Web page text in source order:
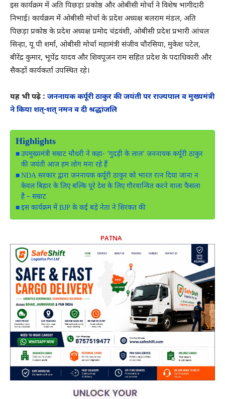
‎इस कार्यक्रम में अति पिछड़ा प्रकोष्ठ और ओबीसी मोर्चा ने विशेष भागीदारी
निभाई। कार्यक्रम में ओबीसी मोर्चा के प्रदेश अध्यक्ष बलराम मंडल, अति
पिछड़ा प्रकोष्ठ के प्रदेश अध्यक्ष प्रमोद चंद्रवंशी, ओबीसी प्रदेश प्रभारी आंचल
सिन्हा, यू पी शर्मा, ओबीसी मोर्चा महामंत्री संजीव चौरसिया, मुकेश पटेल,
बीरेंद्र कुमार, भूपेंद्र यादव और शिवपूजन राम सहित प्रदेश के पदाधिकारी और
सैकड़ों कार्यकर्ता उपस्थित रहे।
यह भी पढ़े : जननायक कर्पूरी ठाकुर की जयंती पर राज्यपाल व मुख्यमंत्री
ने किया शत्-शत् नमन व दी श्रद्धांजलि
Highlights
उपमुख्यमंत्री सम्राट चौधरी ने कहा- ‘गुदड़ी के लाल’ जननायक कर्पूरी ठाकुर
की जयंती आज हम लोग मना रहे हैं
NDA सरकार द्वारा जननायक कर्पूरी ठाकुर को भारत रत्न दिया जाना न
केवल बिहार के लिए बल्कि पूरे देश के लिए गौरवान्वित करने वाला फैसला
है – सम्राट
‎इस कार्यक्रम में BJP के कई बड़े नेता ने शिरकत की
PATNA